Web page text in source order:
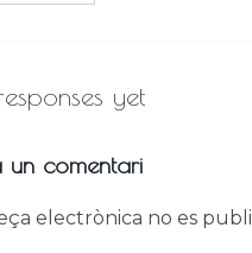
yet
un comentari
electrònica no es